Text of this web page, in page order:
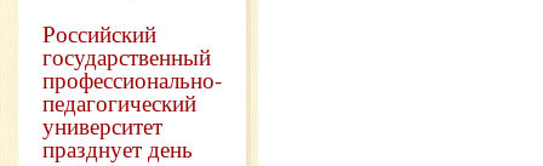
Российский
государственный
профессионально-
педагогический
университет
празднует день